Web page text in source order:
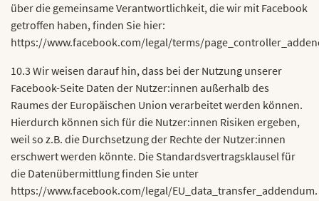
über die gemeinsame Verantwortlichkeit, die wir mit Facebook
getroffen haben, finden Sie hier:
https://www.facebook.com/legal/terms/
10.3 Wir weisen darauf hin, dass bei der Nutzung unserer
Facebook-Seite Daten der Nutzer:innen außerhalb des
Raumes der Europäischen Union verarbeitet werden können.
Hierdurch können sich für die Nutzer:innen Risiken ergeben,
weil so z.B. die Durchsetzung der Rechte der Nutzer:innen
erschwert werden könnte. Die Standardsvertragsklausel für
die Datenübermittlung finden Sie unter
https://www.facebook.com/legal/EU_data_transfer_addendum.